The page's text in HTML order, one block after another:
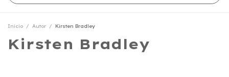
Inicio / Autor / Kirsten Bradley
Kirsten Bradley